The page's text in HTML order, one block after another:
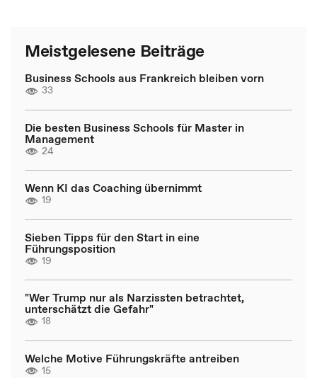
Meistgelesene Beiträge
Business Schools aus Frankreich bleiben vorn
33
Die besten Business Schools für Master in
Management
24
Wenn KI das Coaching übernimmt
19
Sieben Tipps für den Start in eine
Führungsposition
19
"Wer Trump nur als Narzissten betrachtet,
unterschätzt die Gefahr"
18
Welche Motive Führungskräfte antreiben
15